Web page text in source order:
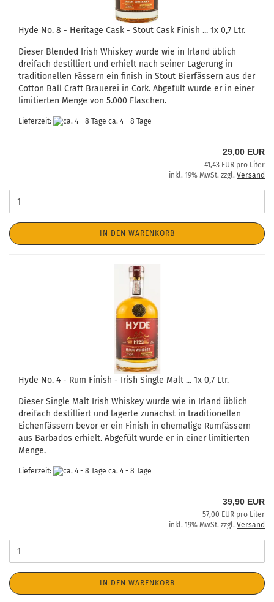
Hyde No. 8 - Heritage Cask - Stout Cask Finish ... 1x 0,7 Ltr.
Dieser Blended Irish Whiskey wurde wie in Irland üblich
dreifach destilliert und erhielt nach seiner Lagerung in
traditionellen Fässern ein finish in Stout Bierfässern aus der
Cotton Ball Craft Brauerei in Cork. Abgefült wurde er in einer
limitierten Menge von 5.000 Flaschen.
Lieferzeit: ca. 4 - 8 Tage
29,00 EUR
41,43 EUR pro Liter
inkl. 19% MwSt. zzgl. Versand
IN DEN WARENKORB
Hyde No. 4 - Rum Finish - Irish Single Malt ... 1x 0,7 Ltr.
Dieser Single Malt Irish Whiskey wurde wie in Irland üblich
dreifach destilliert und lagerte zunächst in traditionellen
Eichenfässern bevor er ein Finish in ehemalige Rumfässern
aus Barbados erhielt. Abgefült wurde er in einer limitierten
Menge.
Lieferzeit: ca. 4 - 8 Tage
39,90 EUR
57,00 EUR pro Liter
inkl. 19% MwSt. zzgl. Versand
IN DEN WARENKORB